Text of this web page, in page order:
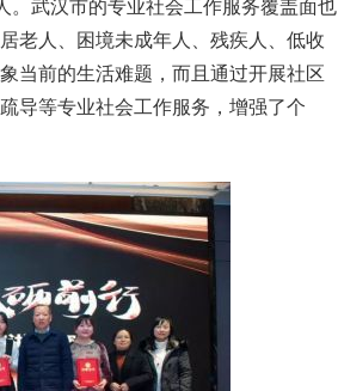
。武汉市的专业社会工作服务覆盖面也
老人、困境未成年人、残疾人、低收
当前的生活难题，而且通过开展社区
导等专业社会工作服务，增强了个